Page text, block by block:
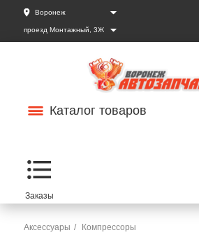
Воронеж
проезд Монтажный, 3Ж
Каталог товаров
Аксессуары Компрессоры